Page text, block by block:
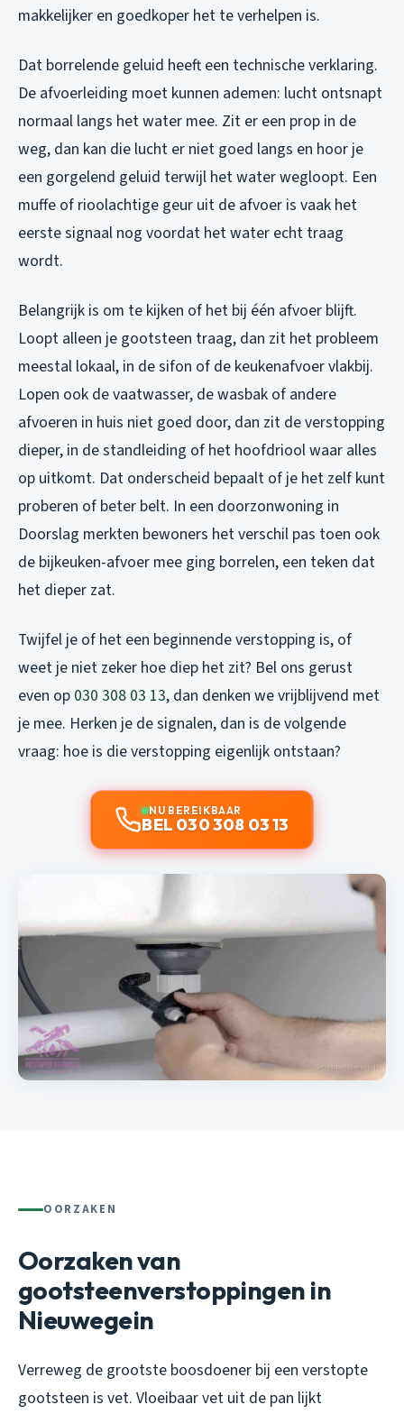
makkelijker en goedkoper het te verhelpen is.
Dat borrelende geluid heeft een technische verklaring.
De afvoerleiding moet kunnen ademen: lucht ontsnapt
normaal langs het water mee. Zit er een prop in de
weg, dan kan die lucht er niet goed langs en hoor je
een gorgelend geluid terwijl het water wegloopt. Een
muffe of rioolachtige geur uit de afvoer is vaak het
eerste signaal nog voordat het water echt traag
wordt.
Belangrijk is om te kijken of het bij één afvoer blijft.
Loopt alleen je gootsteen traag, dan zit het probleem
meestal lokaal, in de sifon of de keukenafvoer vlakbij.
Lopen ook de vaatwasser, de wasbak of andere
afvoeren in huis niet goed door, dan zit de verstopping
dieper, in de standleiding of het hoofdriool waar alles
op uitkomt. Dat onderscheid bepaalt of je het zelf kunt
proberen of beter belt. In een doorzonwoning in
Doorslag merkten bewoners het verschil pas toen ook
de bijkeuken-afvoer mee ging borrelen, een teken dat
het dieper zat.
Twijfel je of het een beginnende verstopping is, of
weet je niet zeker hoe diep het zit? Bel ons gerust
even op 030 308 03 13, dan denken we vrijblijvend met
je mee. Herken je de signalen, dan is de volgende
vraag: hoe is die verstopping eigenlijk ontstaan?
NU BEREIKBAAR
BEL 030 308 03 13
OORZAKEN
Oorzaken van
gootsteenverstoppingen in
Nieuwegein
Verreweg de grootste boosdoener bij een verstopte
gootsteen is vet. Vloeibaar vet uit de pan lijkt